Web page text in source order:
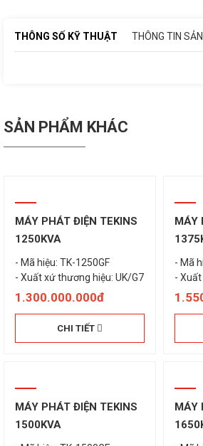
THÔNG SỐ KỸ THUẬT THÔNG TIN
SẢN PHẨM KHÁC
MÁY PHÁT ĐIỆN TEKINS
1250KVA
- Mã hiệu: TK-1250GF
- Xuất xứ thương hiệu: UK/G7
1.300.000.000đ
CHI TIẾT
MÁY
- Mã
-
MÁY PHÁT ĐIỆN TEKINS
1500KVA
MÁY